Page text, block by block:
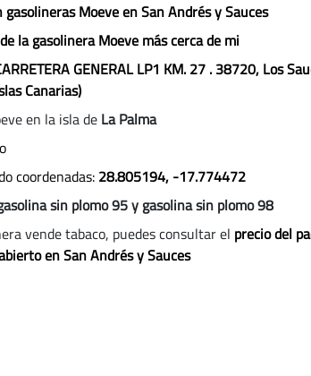
gasolineras Moeve en San Andrés y Sauces
la gasolinera Moeve más cerca de mi
GENERAL LP1 KM. 27 . 38720, Los
Canarias)
en la isla de La Palma
coordenadas: 28.805194, -17.774472
sin plomo 95 y gasolina sin plomo 98
vende tabaco, puedes consultar el precio del
en San Andrés y Sauces